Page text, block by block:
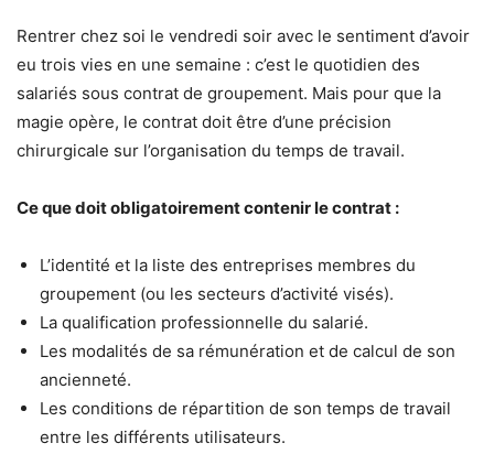
Rentrer chez soi le vendredi soir avec le sentiment d’avoir
eu trois vies en une semaine : c’est le quotidien des
salariés sous contrat de groupement. Mais pour que la
magie opère, le contrat doit être d’une précision
chirurgicale sur l’organisation du temps de travail.
Ce que doit obligatoirement contenir le contrat :
L’identité et la liste des entreprises membres du
groupement (ou les secteurs d’activité visés).
La qualification professionnelle du salarié.
Les modalités de sa rémunération et de calcul de son
ancienneté.
Les conditions de répartition de son temps de travail
entre les différents utilisateurs.